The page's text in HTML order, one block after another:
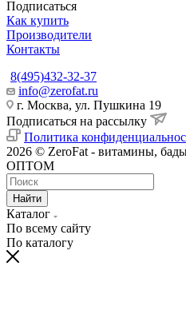
Подписаться
Как купить
Производители
Контакты
8(495)432-32-37
info@zerofat.ru
г. Москва, ул. Пушкина 19
Подписаться на рассылку
Политика
2026 © ZeroFat - витамины,
ОПТОМ
Найти
Каталог
По всему сайту
По каталогу